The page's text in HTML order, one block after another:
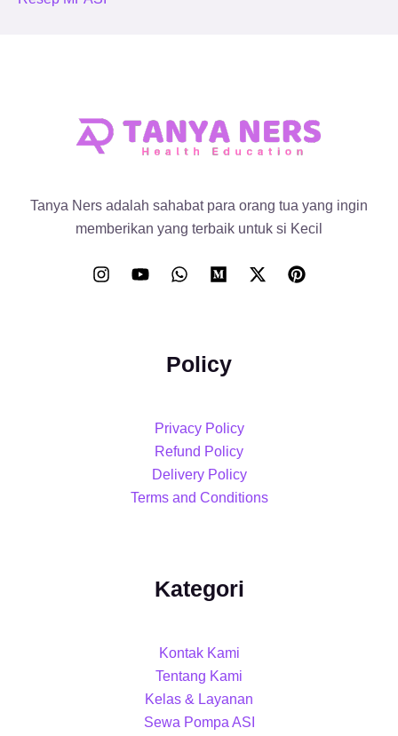
Tanya Ners adalah sahabat para orang tua yang ingin
memberikan yang terbaik untuk si Kecil
Policy
Privacy Policy
Refund Policy
Delivery Policy
Terms and Conditions
Kategori
Kontak Kami
Tentang Kami
Kelas & Layanan
Sewa Pompa ASI